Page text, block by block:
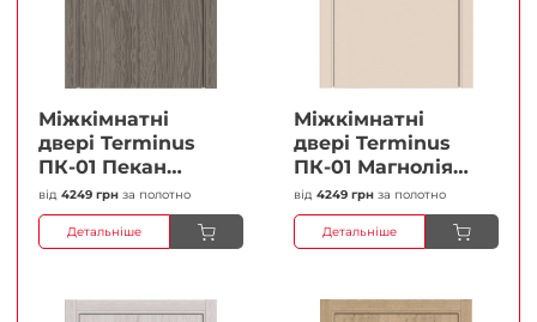
Міжкімнатні
двері Terminus
ПК-01 Пекан
Глухі Плівка
від 4249 грн за полотно
Детальніше
Міжкімнатні
двері Terminus
ПК-01 Магнолія
Глухі Плівка
від 4249 грн за полотно
Детальніше